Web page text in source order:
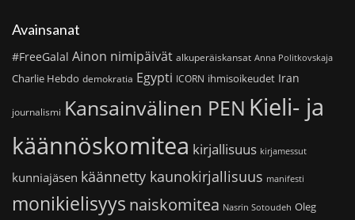
Avainsanat
#FreeGalal Ainon nimipäivät alkuperäiskansat Anna Politkovskaja
Charlie Hebdo demokratia Egypti ICORN ihmisoikeudet Iran
journalismi Kansainvälinen PEN Kieli- ja
käännöskomitea kirjallisuus kirjamessut
kunniajäsen käännetty kaunokirjallisuus manifesti
monikielisyys naiskomitea Nasrin Sotoudeh Oleg